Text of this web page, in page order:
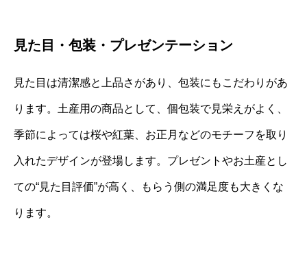
見た目・包装・プレゼンテーション
見た目は清潔感と上品さがあり、包装にもこだわりがあ
ります。土産用の商品として、個包装で見栄えがよく、
季節によっては桜や紅葉、お正月などのモチーフを取り
入れたデザインが登場します。プレゼントやお土産とし
ての“見た目評価”が高く、もらう側の満足度も大きくな
ります。